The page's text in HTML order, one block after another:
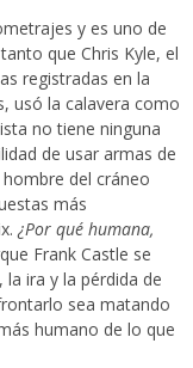
y es uno de
que Chris Kyle, el
registradas en la
usó la calavera como
no tiene ninguna
de usar armas de
del cráneo
más
¿Por qué humana,
Frank Castle se
ira y la pérdida de
sea matando
humano de lo que